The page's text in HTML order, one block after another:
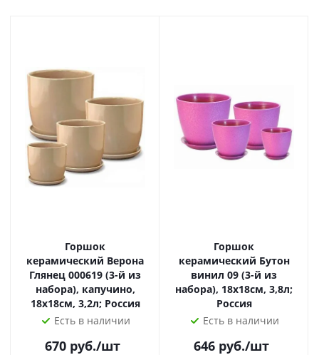
Горшок
керамический Верона
Глянец 000619 (3-й из
набора), капучино,
18х18см, 3,2л; Россия
Есть в наличии
670 руб./шт
Горшок
керамический Бутон
винил 09 (3-й из
набора), 18х18см, 3,8л;
Россия
Есть в наличии
646 руб./шт